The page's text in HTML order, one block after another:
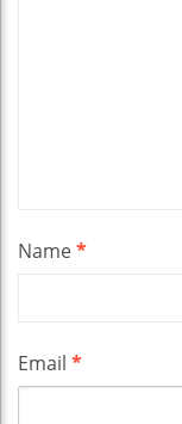
Name*
Email *